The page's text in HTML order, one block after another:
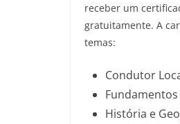
receber um
gratuitamente. A
temas:
Condutor
História e